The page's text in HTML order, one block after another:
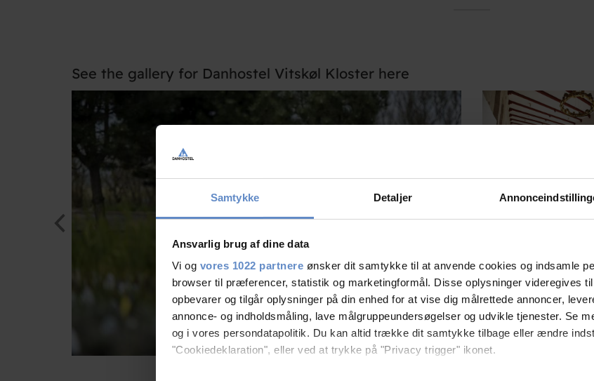
Samtykke Detaljer
Ansvarlig brug af dine data
Vi og vores 1022 partnere ønsker dit samtykke til at anvende cookies og indsamle
browser til præferencer, statistik og marketingformål. Disse oplysninger videregives
opbevarer og tilgår oplysninger på din enhed for at vise dig målrettede annoncer,
annonce- og indholdsmåling, lave målgruppeundersøgelser og udvikle tjenester. Se
og i vores persondatapolitik. Du kan altid trække dit samtykke tilbage eller ændre
"Cookiedeklaration", eller ved at trykke på "Privacy trigger" ikonet.
See the gallery for Danhostel Vitskøl Kloster here